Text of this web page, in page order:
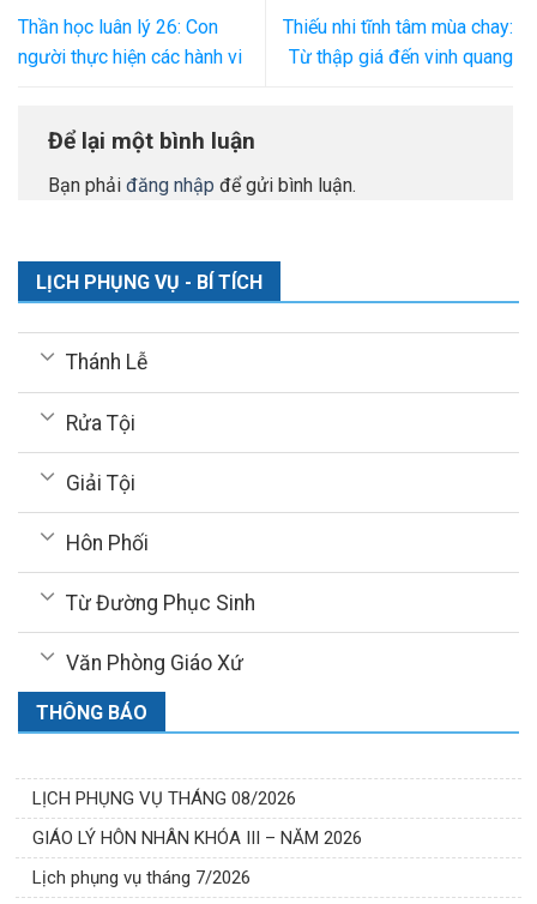
Thần học luân lý 26: Con
người thực hiện các hành vi
Thiếu nhi tĩnh tâm mùa chay:
Từ thập giá đến vinh quang
Để lại một bình luận
Bạn phải đăng nhập để gửi bình luận.
LỊCH PHỤNG VỤ - BÍ TÍCH
Thánh Lễ
Rửa Tội
Giải Tội
Hôn Phối
Từ Đường Phục Sinh
Văn Phòng Giáo Xứ
THÔNG BÁO
LỊCH PHỤNG VỤ THÁNG 08/2026
GIÁO LÝ HÔN NHÂN KHÓA III – NĂM 2026
Lịch phụng vụ tháng 7/2026